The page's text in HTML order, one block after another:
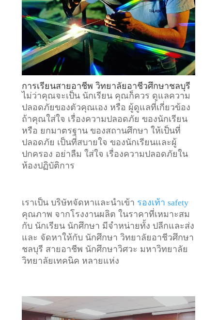
การเรียนสายอาชีพ วิทยาลัยอาชีวศึกษาชลบุรี
ไม่ว่าคุณจะเป็น นักเรียน คุณก็ควร ดูแลความ
ปลอดภัยของตัวคุณเอง หรือ ผู้ดูแลที่เกี่ยวข้อง
ถ้าคุณใส่ใจ เรื่องความปลอดภัย ของนักเรียน
หรือ ยกมาตรฐาน ของสถานศึกษา ให้เป็นที่
ปลอดภัย เป็นที่สบายใจ ของนักเรียนและผู้
ปกครอง อย่าลืม ใส่ใจ เรื่องความปลอดภัยใน
ห้องปฏิบัติการ
เราเป็น บริษัทจัดหาและนำเข้า รองเท้า safety
คุณภาพ จากโรงงานผลิต ในราคาที่เหมาะสม
กับ นักเรียน นักศึกษา มีจำหน่ายทั้ง ปลีกและส่ง
และ จัดหาให้กับ นักศึกษา วิทยาลัยอาชีวศึกษา
ชลบุรี สายอาชีพ นักศึกษาวิศวะ มหาวิทยาลัย
วิทยาลัยเทคนิค หลายแห่ง